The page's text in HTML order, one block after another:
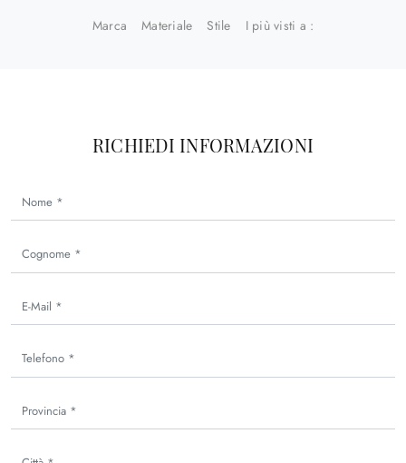
Marca Materiale Stile I più visti a :
RICHIEDI INFORMAZIONI